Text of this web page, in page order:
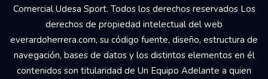
Comercial Udesa Sport. Todos los derechos reservados Los
derechos de propiedad intelectual del web
everardoherrera.com, su código fuente, diseño, estructura de
navegación, bases de datos y los distintos elementos en él
contenidos son titularidad de Un Equipo Adelante a quien